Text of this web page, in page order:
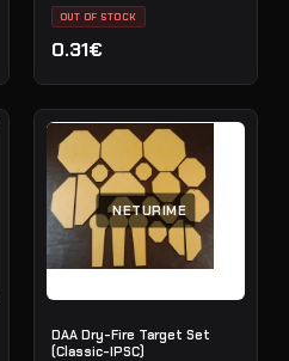
OUT OF STOCK
0.31€
NETURIME
DAA Dry-Fire Target Set
(Classic-IPSC)